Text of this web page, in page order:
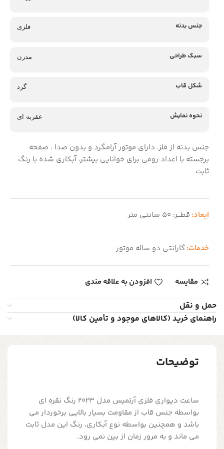
جنس بدنه فلزی
سبک طراحی مدرن
شکل قاب گرد
نحوه نمایش عقربه ای
جنس بدنه از فلز، دارای موتور آرامگرد و بدون صدا ، صفحه
برجسته با اعداد رومی برای خوانایی بیشتر، آبکاری شده با رنگ
ثابت
ابعاد: قطـــر: 50 سانتی متر
خدمات: گارانتی دو ساله موتور
مقایسه افزودن به علاقه مندی
حمل و نقل
راهنمای خرید (کالاهای موجود و تأمین کالا)
توضیحات
ساعت دیواری فلزی آرتمیس مدل 2023 رنگ نقره ای
بواسطه جنس قاب از مقاومت بسیار بالایی برخوردار می
باشد و همچنین بواسطه نوع آبکاری، رنگ این مدل ثابت
می ماند و به مرور زمان از بین نمی رود.